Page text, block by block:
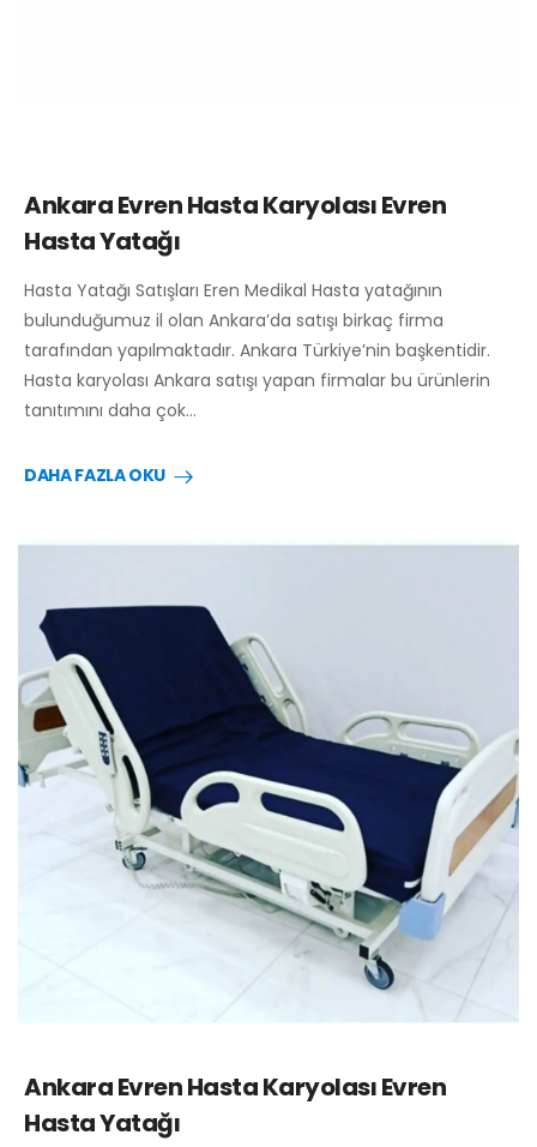
Ankara Evren Hasta Karyolası Evren
Hasta Yatağı
Hasta Yatağı Satışları Eren Medikal Hasta yatağının
bulunduğumuz il olan Ankara’da satışı birkaç firma
tarafından yapılmaktadır. Ankara Türkiye’nin başkentidir.
Hasta karyolası Ankara satışı yapan firmalar bu ürünlerin
tanıtımını daha çok…
DAHA FAZLA OKU
Ankara Evren Hasta Karyolası Evren
Hasta Yatağı